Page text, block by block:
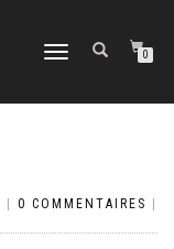
DÉPLIER
0
0 COMMENTAIRES